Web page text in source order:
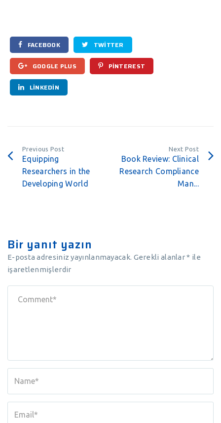
FACEBOOK TWITTER
GOOGLE PLUS PINTEREST
LINKEDIN
Previous Post
Equipping
Researchers in the
Developing World
Next Post
Book Review: Clinical
Research Compliance
Man...
Bir yanıt yazın
E-posta adresiniz yayınlanmayacak. Gerekli alanlar* ile
işaretlenmişlerdir